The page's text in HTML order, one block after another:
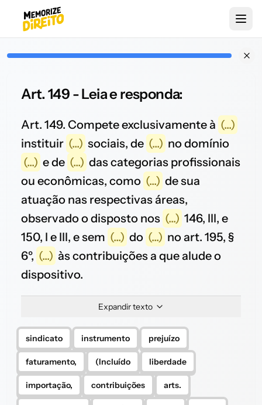
Art. 149 - Leia e responda:
Art. 149. Compete exclusivamente à (...)
instituir (...) sociais, de (...) no domínio
(...) e de (...) das categorias profissionais
ou econômicas, como (...) de sua
atuação nas respectivas áreas,
observado o disposto nos (...) 146, III, e
150, I e III, e sem (...) do (...) no art. 195, §
6º, (...) às contribuições a que alude o
dispositivo.
Expandir texto
sindicato instrumento prejuízo
faturamento, (Incluído liberdade
importação, contribuições arts.